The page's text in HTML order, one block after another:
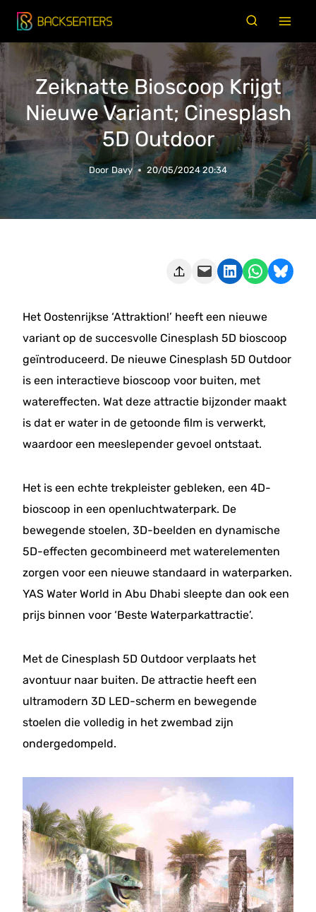
Doorgaan
naar
inhoud
Zeiknatte Bioscoop Krijgt
Nieuwe Variant; Cinesplash
5D Outdoor
Door Davy 20/05/2024 20:34
Deze pagina e-mailen Delen op LinkedIn Delen via WhatsApp Share on Bluesky
Het Oostenrijkse ‘Attraktion!’ heeft een nieuwe
variant op de succesvolle Cinesplash 5D bioscoop
geïntroduceerd. De nieuwe Cinesplash 5D Outdoor
is een interactieve bioscoop voor buiten, met
watereffecten. Wat deze attractie bijzonder maakt
is dat er water in de getoonde film is verwerkt,
waardoor een meeslepender gevoel ontstaat.
Het is een echte trekpleister gebleken, een 4D-
bioscoop in een openluchtwaterpark. De
bewegende stoelen, 3D-beelden en dynamische
5D-effecten gecombineerd met waterelementen
zorgen voor een nieuwe standaard in waterparken.
YAS Water World in Abu Dhabi sleepte dan ook een
prijs binnen voor ‘Beste Waterparkattractie’.
Met de Cinesplash 5D Outdoor verplaats het
avontuur naar buiten. De attractie heeft een
ultramodern 3D LED-scherm en bewegende
stoelen die volledig in het zwembad zijn
ondergedompeld.